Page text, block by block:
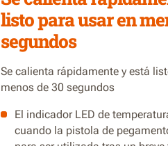
listo para usar en
segundos
Se calienta rápidamente y está
menos de 30 segundos
El indicador LED de
cuando la pistola de